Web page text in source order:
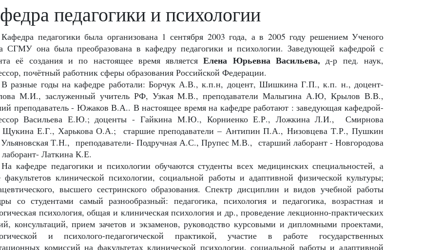
педагогики и психологии
Кафедра педагогики была организована 1 сентября 2003 года, а в 2005 году решением Ученого
СГМУ она была преобразована в кафедру педагогики и психологии. Заведующей кафедрой с
её создания и по настоящее время являетсяЕлена Юрьевна Васильева, д-р пед. наук,
почётный работник сферы образования Российской Федерации.
В разные годы на кафедре работали: Борчук А.В., к.п.н, доцент, Шишкина Г.П., к.п. н., доцент-
М.И., заслуженный учитель РФ, Узкая М.В., преподаватели Малыгина А.Ю, Крылов В.В.,
преподаватель - Южаков В.А.. В настоящее время на кафедре работают : заведующая кафедрой-
Васильева Е.Ю.; доценты -Гайкина М.Ю., Корниенко Е.Р., Ложкина Л.И.,
Смирнова
Щукина Е.Г., Харькова О.А.; старшие преподаватели – Антипин П.А.,Низовцева Т.Р., Пушкин
Т.Н., преподаватели- Подручная А.С., Прупес М.В., старший лаборант - Новгородова
Латкина К.Е.
На кафедре педагогики и психологии обучаются студенты всех медицинских специальностей, а
факультетов клинической психологии, социальной работы и адаптивной физической культуры;
высшего сестринского образования. Спектр дисциплин и видов учебной работы
со студентами самый разнообразный: педагогика, психология и педагогика, возрастная и
психология, общая и клиническая психология и др., проведение лекционно-практических
консультаций, прием зачетов и экзаменов, руководство курсовыми и дипломными проектами,
и психолого-педагогической практикой, участие в работе государственных
комиссий на факультетах клинической психологии, социальной работы и адаптивной